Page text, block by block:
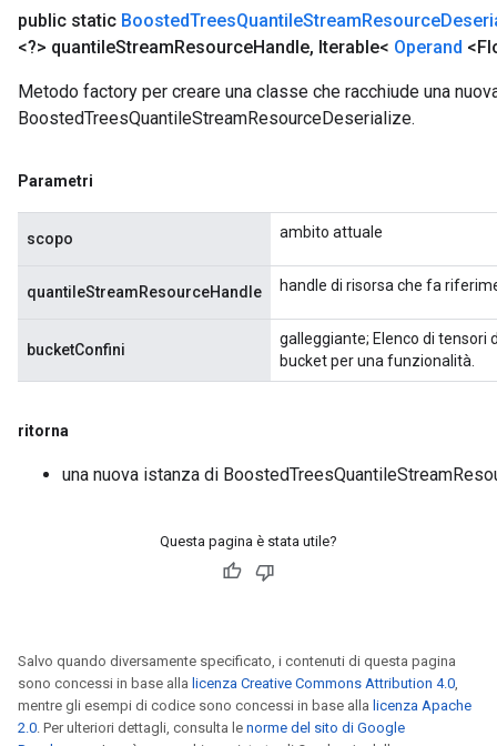
public static BoostedTreesQuantileStreamResource
<?> quantileStreamResourceHandle, Iterable< Operand
Metodo factory per creare una classe che racchiude una
BoostedTreesQuantileStreamResourceDeserialize.
Parametri
scopo ambito attuale
quantileStreamResourceHandle handle di risorsa che fa
bucketConfini
galleggiante; Elenco di tensori
bucket per una funzionalità.
ritorna
una nuova istanza di
Questa pagina è stata utile?
Salvo quando diversamente specificato, i contenuti di questa pagina
sono concessi in base alla licenza Creative Commons Attribution 4.0,
mentre gli esempi di codice sono concessi in base alla licenza Apache
2.0. Per ulteriori dettagli, consulta le norme del sito di Google